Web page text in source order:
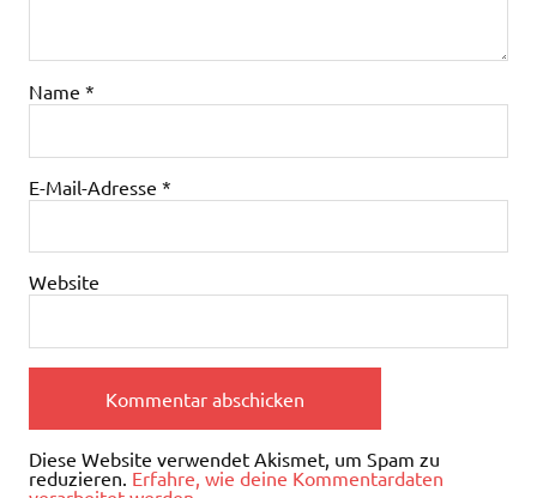
Name *
E-Mail-Adresse *
Website
Diese Website verwendet Akismet, um Spam zu
reduzieren. Erfahre, wie deine Kommentardaten